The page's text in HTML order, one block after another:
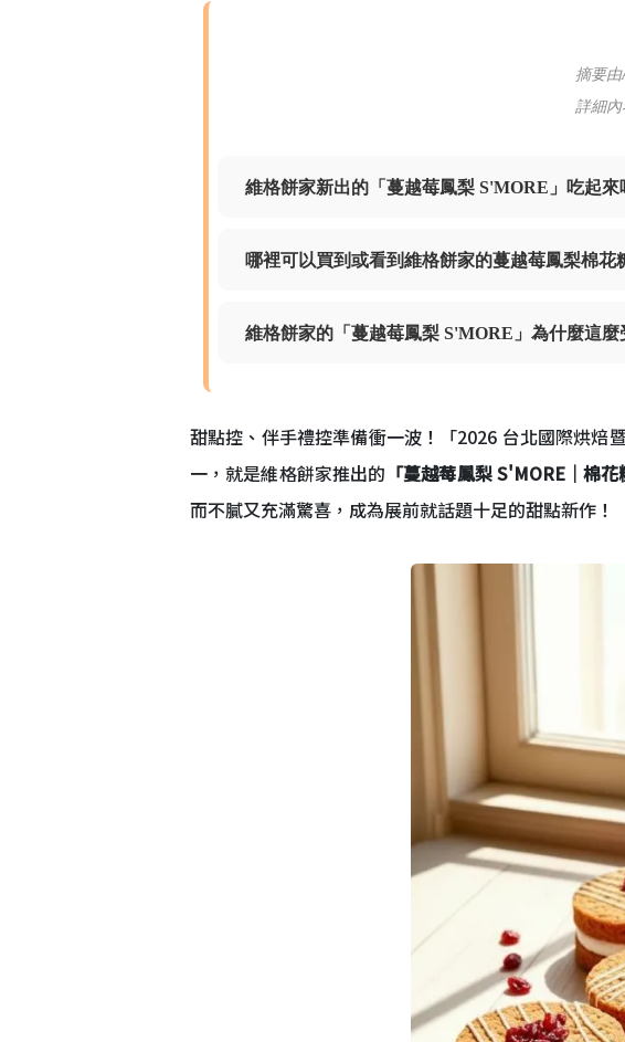
摘要由
詳細內
維格餅家新出的「蔓越莓鳳梨 S'MORE」吃起來
哪裡可以買到或看到維格餅家的蔓越莓鳳梨棉花
維格餅家的「蔓越莓鳳梨 S'MORE」為什麼這麼
甜點控、伴手禮控準備衝一波！「2026 台北國際烘焙
一，就是維格餅家推出的 「蔓越莓鳳梨 S'MORE｜棉花
而不膩又充滿驚喜，成為展前就話題十足的甜點新作！